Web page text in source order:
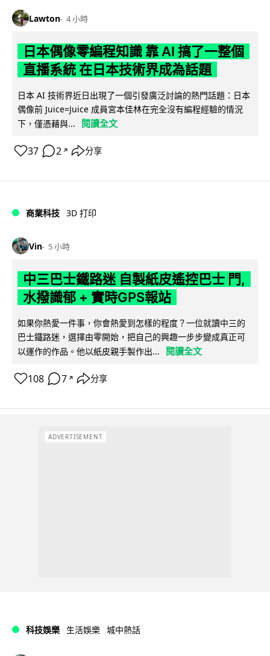
Lawton 4 小時
日本偶像零編程知識 靠 AI 搞了一整個
直播系統 在日本技術界成為話題
日本 AI 技術界近日出現了一個引發廣泛討論的熱門話題：日本
偶像前 Juice=Juice 成員宮本佳林在完全沒有編程經驗的情況
下，僅憑藉與...
閱讀全文
37 2 ↗ 分享
商業科技 3D 打印
Vin 5 小時
中三巴士鐵路迷 自製紙皮遙控巴士 門,
水撥識郁 + 實時GPS報站
如果你熱愛一件事，你會熱愛到怎樣的程度？一位就讀中三的
巴士鐵路迷，選擇由零開始，把自己的興趣一步步變成真正可
以運作的作品。他以紙皮親手製作出...
閱讀全文
108 7 ↗ 分享
ADVERTISEMENT
科技娛樂 生活娛樂 城中熱話